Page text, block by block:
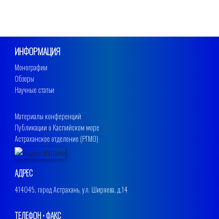
ИНФОРМАЦИЯ
Монографии
Обзоры
Научные статьи
Материалы конференций
Публикации о Каспийском море
Астраханское отделение (РГМО)
АДРЕС
414045, город Астрахань, ул. Ширяева, д.14
ТЕЛЕФОН • ФАКС